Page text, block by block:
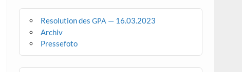
Resolution desGPA — 16.03.2023
Archiv
Pressefoto